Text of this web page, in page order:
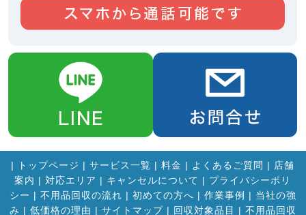
| トップページ | サービス一覧 | 料金 | よくあるご質問 | 店舗
案内 | 対応エリア | キャンセルについて | プライバシーポリ
シー | 不用品回収の流れ | 初めての方へ | 作業事例 | 当社の強
み | 低価格の理由 | サイトマップ| 回収対象品目 | 不用品回収